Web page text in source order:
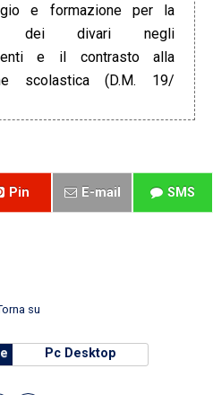
e formazione per la
dei divari negli
e il contrasto alla
scolastica (D.M. 19/
Pin E-mail SMS
su
Pc Desktop